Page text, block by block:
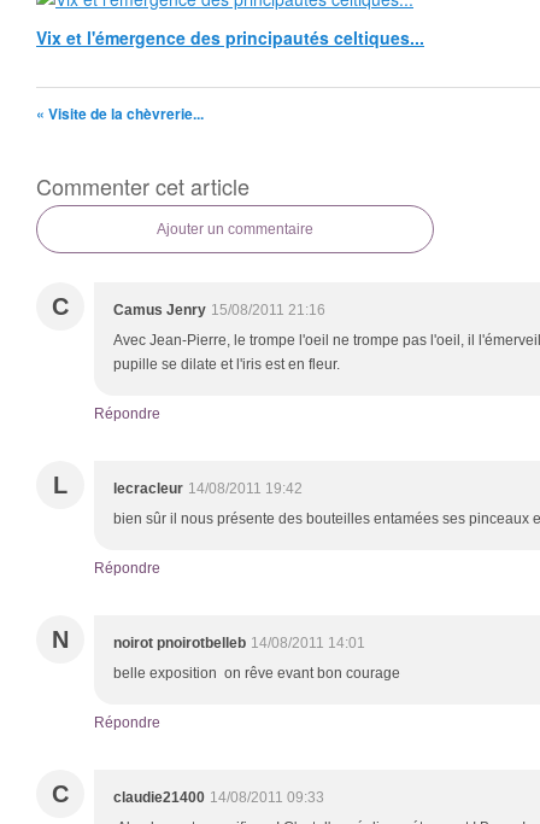
Vix et l'émergence des principautés celtiques...
« Visite de la chèvrerie...
Commenter cet article
Ajouter un commentaire
C Camus Jenry 15/08/2011 21:16
Avec Jean-Pierre, le trompe l'oeil ne trompe pas l'oeil, il
pupille se dilate et l'iris est en fleur.
Répondre
L lecracleur 14/08/2011 19:42
bien sûr il nous présente des bouteilles entamées ses pinceaux
Répondre
N noirot pnoirotbelleb 14/08/2011 14:01
belle exposition on rêve evant bon courage
Répondre
C claudie21400 14/08/2011 09:33